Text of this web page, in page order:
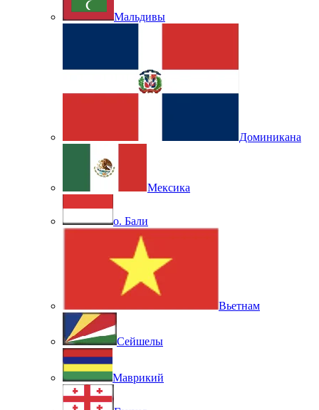
Мальдивы
Доминикана
Мексика
о. Бали
Вьетнам
Сейшелы
Маврикий